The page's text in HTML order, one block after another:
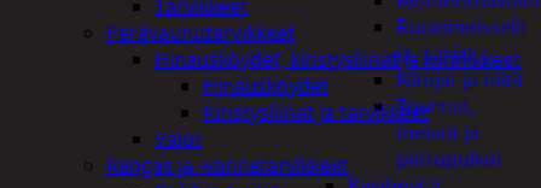
Ruuvimeisselit
ja -sarjat
Nitojat ja niitit
Tuurnat,
meistit ja
piirtopuikot
Tarvikkeet
Perävaunutarvikkeet
Hinausköydet, kiristysliinat ja kiinnikkeet
Hinausköydet
Kiristysliinat ja tarvikkeet
Valot
Rengas ja -vannetarvikkeet